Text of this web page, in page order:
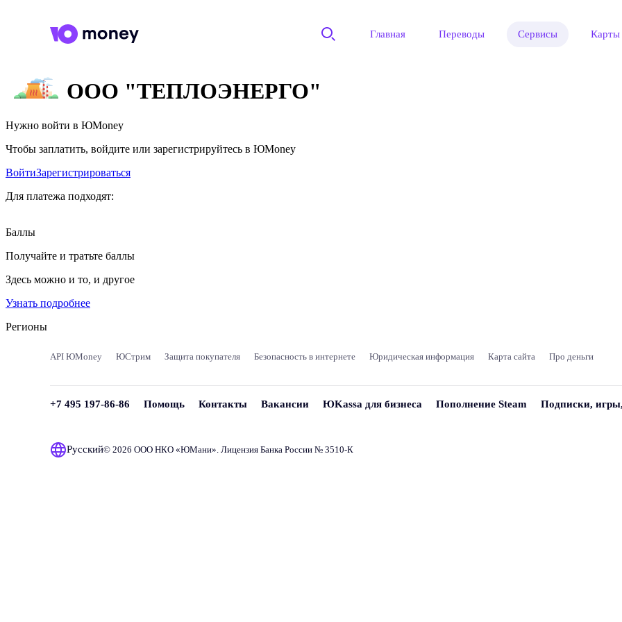
Главная Переводы Сервисы Карты
ООО "ТЕПЛОЭНЕРГО"
Нужно войти в ЮMoney
Чтобы заплатить, войдите или зарегистрируйтесь в ЮMoney
ВойтиЗарегистрироваться
Для платежа подходят:
Баллы
Получайте и тратьте баллы
Здесь можно и то, и другое
Узнать подробнее
Регионы
API ЮMoney ЮСтрим Защита покупателя Безопасность в интернете Юридическая информация Карта сайта Про деньги
+7 495 197-86-86 Помощь Контакты Вакансии ЮKassa для бизнеса Пополнение Steam Подписки,
Русский© 2026 ООО НКО «ЮМани». Лицензия Банка России № 3510‑К